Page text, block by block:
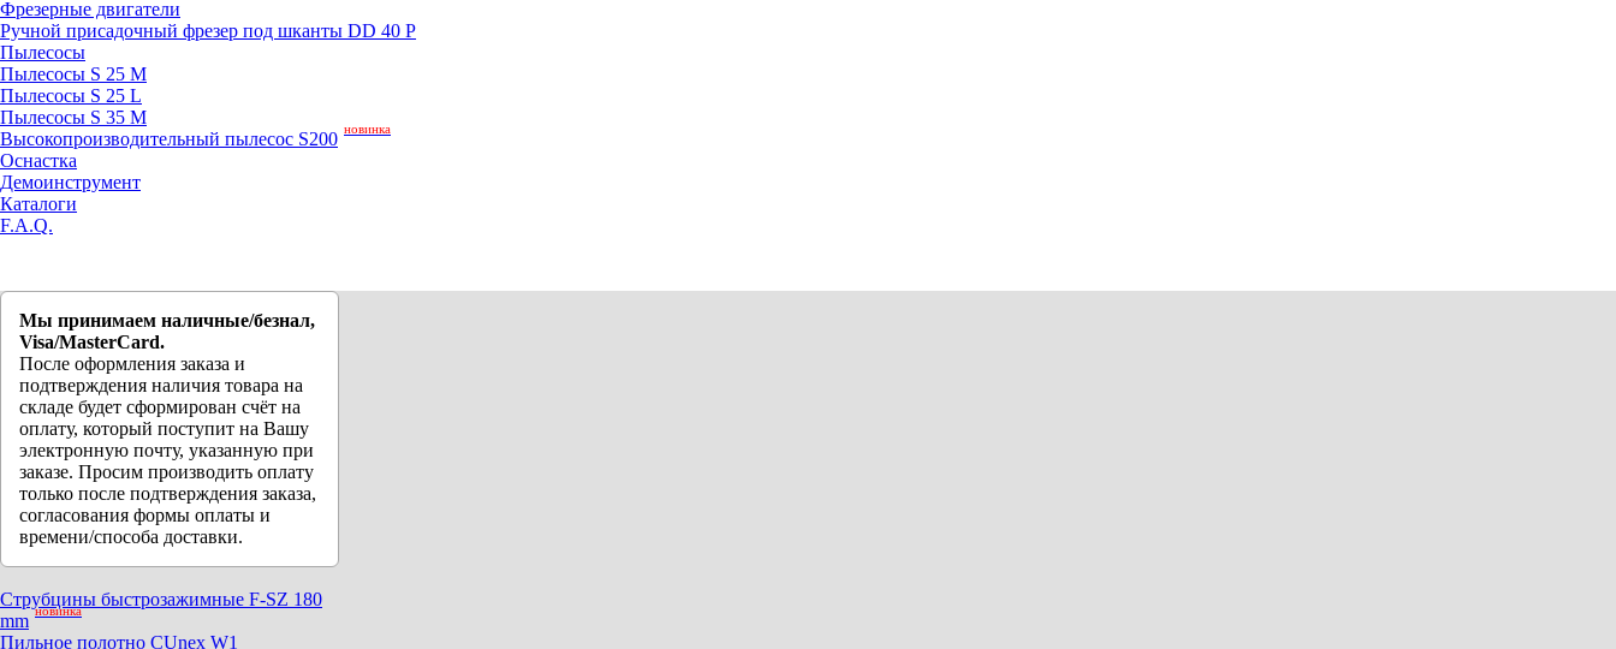
Фрезерные двигатели
Ручной присадочный фрезер под шканты DD 40 P
Пылесосы
Пылесосы S 25 M
Пылесосы S 25 L
Пылесосы S 35 M
Высокопроизводительный пылесос S200 новинка
Оснастка
Демоинструмент
Каталоги
F.A.Q.
Мы принимаем наличные/безнал,
Visa/MasterCard.
После оформления заказа и
подтверждения наличия товара на
складе будет сформирован счёт на
оплату, который поступит на Вашу
электронную почту, указанную при
заказе. Просим производить оплату
только после подтверждения заказа,
согласования формы оплаты и
времени/способа доставки.
Струбцины быстрозажимные F-SZ 180
mm новинка
Пильное полотно CUnex W1